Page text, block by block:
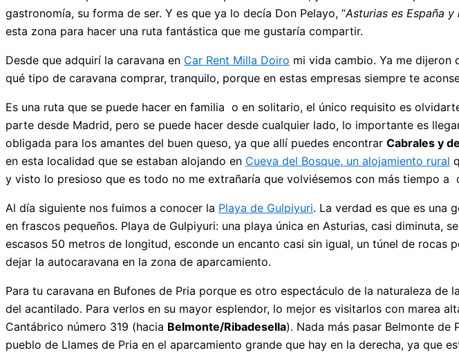
gastronomía, su forma de ser. Y es que ya lo decía Don Pelayo, “Asturias es España y
esta zona para hacer una ruta fantástica que me gustaría compartir.
Desde que adquirí la caravana en Car Rent Milla Doiro mi vida cambio. Ya me dijeron
qué tipo de caravana comprar, tranquilo, porque en estas empresas siempre te
Es una ruta que se puede hacer en familia o en solitario, el único requisito es
parte desde Madrid, pero se puede hacer desde cualquier lado, lo importante es
obligada para los amantes del buen queso, ya que allí puedes encontrar Cabrales y
en esta localidad que se estaban alojando en Cueva del Bosque, un alojamiento rural
y visto lo presioso que es todo no me extrañaría que volviésemos con más tiempo a
Al día siguiente nos fuimos a conocer la Playa de Gulpiyuri. La verdad es que es una
en frascos pequeños. Playa de Gulpiyuri: una playa única en Asturias, casi
escasos 50 metros de longitud, esconde un encanto casi sin igual, un túnel de
dejar la autocaravana en la zona de aparcamiento.
Para tu caravana en Bufones de Pria porque es otro espectáculo de la naturaleza de
del acantilado. Para verlos en su mayor esplendor, lo mejor es visitarlos con marea
Cantábrico número 319 (hacia Belmonte/Ribadesella). Nada más pasar Belmonte de
pueblo de Llames de Pria en el aparcamiento grande que hay en la derecha, ya